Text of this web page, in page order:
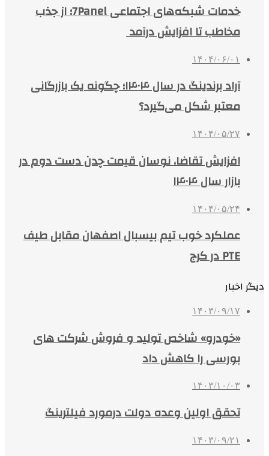
خدمات شبکه‌های اجتماعی 7Panel؛ از جذب
مخاطب تا افزایش درآمد
۱۴۰۴/۰۶/۰۱
آراد برندینگ در سال ۱۴۰۴؛ چگونه یک بازرگانی
معتبر شکل می‌گیرد؟
۱۴۰۴/۰۵/۲۷
افزایش تقاضا، نوسان قیمت چدن دست دوم در
بازار سال ۱۴۰۴
۱۴۰۴/۰۵/۲۴
عملکرد خوب تیم بیسبال اصفهان مقابل طیف
PTE در کرج
دیگر اخبار
۱۴۰۳/۰۹/۱۷
«خودرو» شاخص تولید و فروش شرکت های
بورسی را کاهش داد
۱۴۰۳/۱۰/۰۳
تحقق اولین وعده دولت درمورد فیلترینگ
۱۴۰۳/۰۹/۲۱